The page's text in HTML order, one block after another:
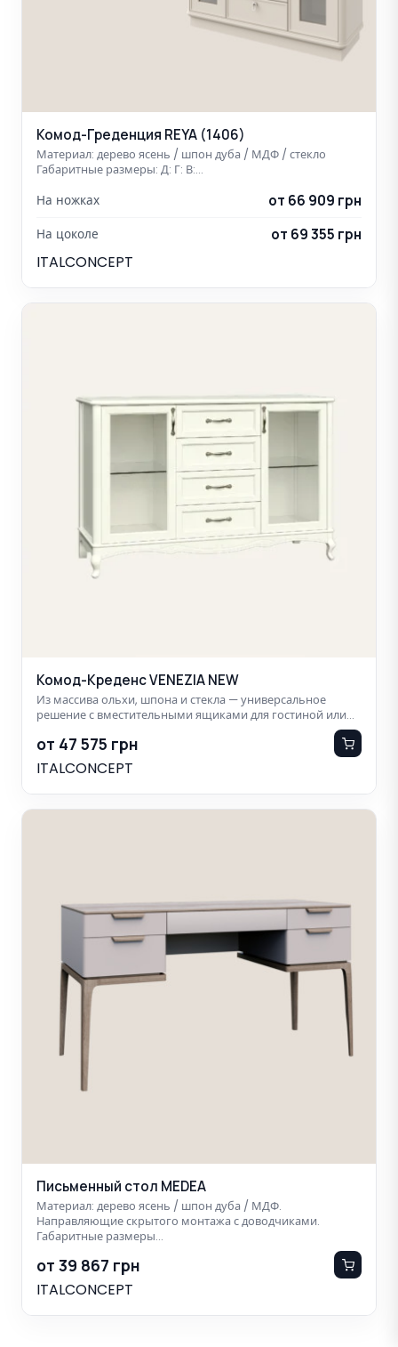
Комод-Греденция REYA (1406)
Материал: дерево ясень / шпон дуба / МДФ / стекло
Габаритные размеры: Д: Г: В:…
На ножках от 66 909 грн
На цоколе от 69 355 грн
ITALCONCEPT
Комод-Креденс VENEZIA NEW
Из массива ольхи, шпона и стекла — универсальное
решение с вместительными ящиками для гостиной или…
от 47 575 грн
ITALCONCEPT
Письменный стол MEDEA
Материал: дерево ясень / шпон дуба / МДФ.
Направляющие скрытого монтажа с доводчиками.
Габаритные размеры…
от 39 867 грн
ITALCONCEPT